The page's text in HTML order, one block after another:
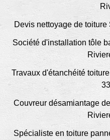
Devis nettoyage de
Société d'installation tôle
Travaux d'étanchéité
Couvreur désamiantage
Spécialiste en toiture